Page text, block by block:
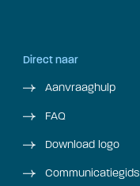
Direct naar
Aanvraaghulp
FAQ
Download logo
Communicatiegids